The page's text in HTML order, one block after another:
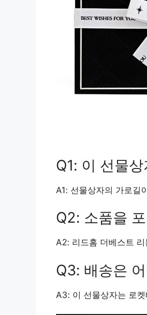
Q1: 이 선물
A1: 선물상자의 가로길
Q2: 소품을
A2: 리드홈 더베스트
Q3: 배송은
A3: 이 선물상자는 로